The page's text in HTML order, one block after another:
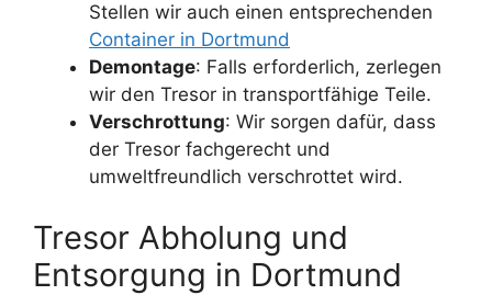
Stellen wir auch einen entsprechenden
Container in Dortmund
Demontage: Falls erforderlich, zerlegen
wir den Tresor in transportfähige Teile.
Verschrottung: Wir sorgen dafür, dass
der Tresor fachgerecht und
umweltfreundlich verschrottet wird.
Tresor Abholung und
Entsorgung in Dortmund